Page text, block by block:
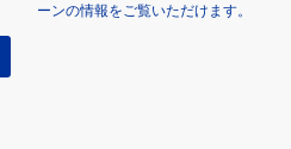
ーンの情報をご覧いただけます。